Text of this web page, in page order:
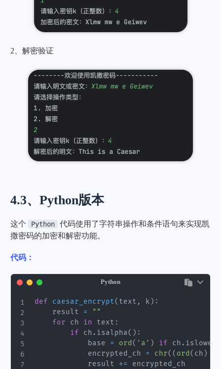
2、解密验证
4.3、Python版本
这个 Python
代码使用了字符串操作和条件语句来实现凯
撒密码的加密和解密功能。
代码：
def caesar_encrypt( text , k ) :
    result
=
""
for ch in text :
if ch . isalpha( ) :
            base
= ord ( 'a' ) if ch . islower
            encrypted_ch
= chr( ( ord ( ch )
            result
+=
encrypted_ch
Python